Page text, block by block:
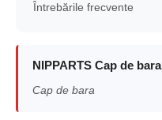
Întrebările frecvente
NIPPARTS Cap de bara
Cap de bara